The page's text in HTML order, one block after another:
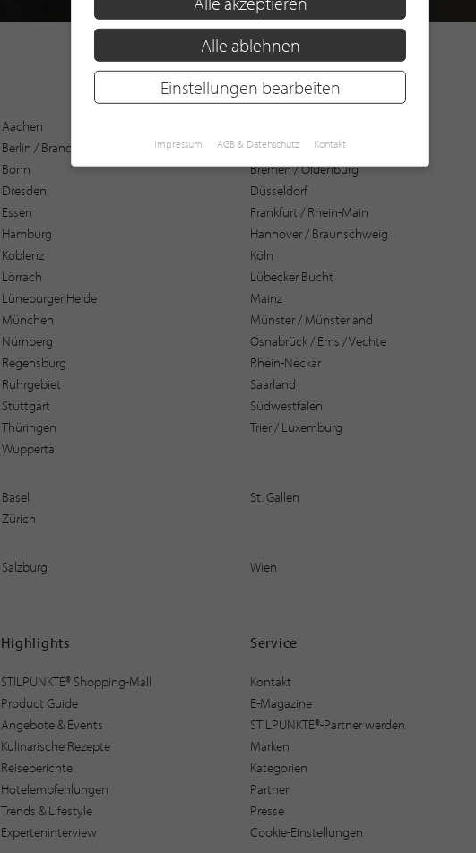
Aachen
Berlin / Brandenburg
Bochum
Bonn
Bremen / Oldenburg
Dresden
Düsseldorf
Essen
Frankfurt / Rhein-Main
Hamburg
Hannover / Braunschweig
Koblenz
Köln
Lörrach
Lübecker Bucht
Lüneburger Heide
Mainz
München
Münster / Münsterland
Nürnberg
Osnabrück / Ems / Vechte
Regensburg
Rhein-Neckar
Ruhrgebiet
Saarland
Stuttgart
Südwestfalen
Thüringen
Trier / Luxemburg
Wuppertal
Basel
St. Gallen
Zürich
Salzburg Wien
Highlights
STILPUNKTE® Shopping-Mall
Product Guide
Angebote & Events
Kulinarische Rezepte
Reiseberichte
Hotelempfehlungen
Trends & Lifestyle
Experteninterview
Service
Kontakt
E-Magazine
STILPUNKTE®-Partner werden
Marken
Kategorien
Partner
Presse
Cookie-Einstellungen
Alle ablehnen
Einstellungen bearbeiten
Impressum AGB & Datenschutz Kontakt